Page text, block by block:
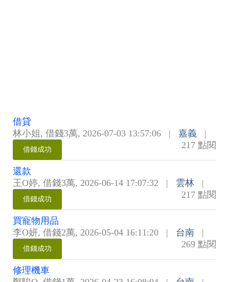
借貸
林小姐 , 借錢3萬, 2026-07-03 13:57:06 |
嘉義
217 點閱
|
借錢成功
還款
王O婷, 借錢3萬, 2026-06-14 17:07:32 |
雲林
217 點閱
|
借錢成功
買寵物用品
李O妍, 借錢2萬, 2026-05-04 16:11:20 |
台南
269 點閱
|
借錢成功
修理機車